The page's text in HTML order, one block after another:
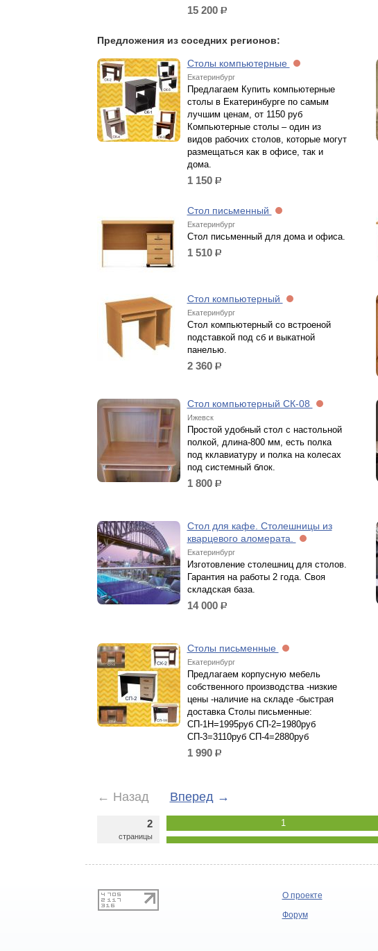
15 200 р.
Предложения из соседних регионов:
Столы компьютерные
Екатеринбург
Предлагаем Купить компьютерные
столы в Екатеринбурге по самым
лучшим ценам, от 1150 руб
Компьютерные столы – один из
видов рабочих столов, которые могут
размещаться как в офисе, так и
дома.
1 150 р.
Стол письменный
Екатеринбург
Стол письменный для дома и офиса.
1 510 р.
Стол компьютерный
Екатеринбург
Стол компьютерный со встроеной
подставкой под сб и выкатной
панелью.
2 360 р.
Стол компьютерный СК-08
Ижевск
Простой удобный стол с настольной
полкой, длина-800 мм, есть полка
под кклавиатуру и полка на колесах
под системный блок.
1 800 р.
Стол для кафе. Столешницы из
кварцевого аломерата.
Екатеринбург
Изготовление столешниц для столов.
Гарантия на работы 2 года. Своя
складская база.
14 000 р.
Столы письменные
Екатеринбург
Предлагаем корпусную мебель
собственного производства -низкие
цены -наличие на складе -быстрая
доставка Столы письменные:
СП-1Н=1995руб СП-2=1980руб
СП-3=3110руб СП-4=2880руб
1 990 р.
← Назад Вперед→
2
страницы
1
О проекте
Форум